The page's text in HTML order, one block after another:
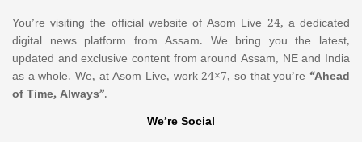
You’re visiting the official website of Asom Live 24, a dedicated
digital news platform from Assam. We bring you the latest,
updated and exclusive content from around Assam, NE and India
as a whole. We, at Asom Live, work 24×7, so that you’re “Ahead
of Time, Always”.
We’re Social